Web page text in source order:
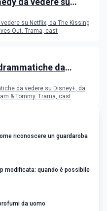
su Netflix, da The Kissing
Out. Trama, cast
da
da vedere su Disney+, da
Not Hollywood a Pam & Tommy. Trama, cast
riconoscere un guardaroba
modificata: quando è possibile
da uomo